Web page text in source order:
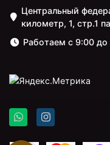
Центральный
километр, 1, стр.1
Работаем с 9:00 до